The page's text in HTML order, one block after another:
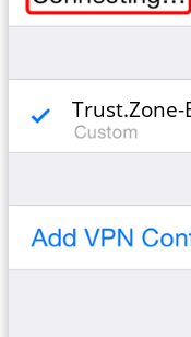
Trust.Zone-